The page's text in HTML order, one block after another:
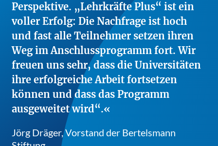
Perspektive. „Lehrkräfte Plus“ ist ein
voller Erfolg: Die Nachfrage ist hoch
und fast alle Teilnehmer setzen ihren
Weg im Anschlussprogramm fort. Wir
freuen uns sehr, dass die Universitäten
ihre erfolgreiche Arbeit fortsetzen
können und dass das Programm
ausgeweitet wird“.
Jörg Dräger, Vorstand der Bertelsmann